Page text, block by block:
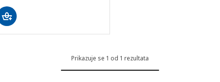
Prikazuje se 1 od 1 rezultata